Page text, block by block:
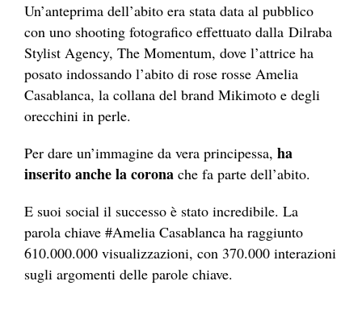
Un’anteprima dell’abito era stata data al pubblico
con uno shooting fotografico effettuato dalla Dilraba
Stylist Agency, The Momentum, dove l’attrice ha
posato indossando l’abito di rose rosse Amelia
Casablanca, la collana del brand Mikimoto e degli
orecchini in perle.
Per dare un’immagine da vera principessa, ha
inserito anche la corona che fa parte dell’abito.
E suoi social il successo è stato incredibile. La
parola chiave #Amelia Casablanca ha raggiunto
610.000.000 visualizzazioni, con 370.000 interazioni
sugli argomenti delle parole chiave.